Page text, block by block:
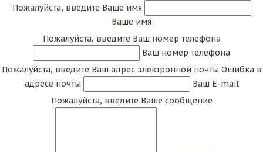
Пожалуйста, введите Ваше имя
Ваше имя
Пожалуйста, введите Ваш номер телефона
Ваш номер телефона
Пожалуйста, введите Ваш адрес электронной почты Ошибка в
адресе почты
Ваш E-mail
Пожалуйста, введите Ваше сообщение